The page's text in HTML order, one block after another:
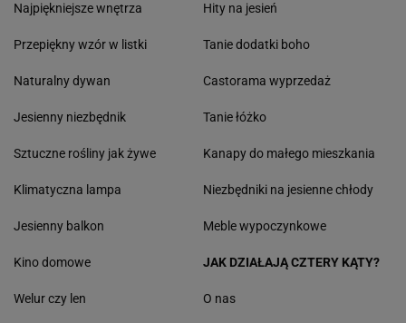
Najpiękniejsze wnętrza
Przepiękny wzór w listki
Naturalny dywan
Jesienny niezbędnik
Sztuczne rośliny jak żywe
Klimatyczna lampa
Jesienny balkon
Hity na jesień
Tanie dodatki boho
Castorama wyprzedaż
Tanie łóżko
Kanapy do małego mieszkania
Niezbędniki na jesienne chłody
Meble wypoczynkowe
Kino domowe
Welur czy len
JAK DZIAŁAJĄ CZTERY KĄTY?
O nas